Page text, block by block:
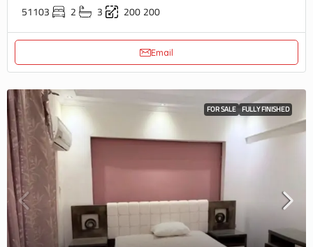
51103 2 3 200200
Email
FOR SALE FULLY FINISHED